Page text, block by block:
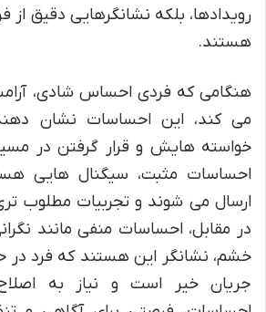
رویدادها، بلکه نشانگرهایی دقیق از
هستند.
هنگامی که فردی احساس شادی،
می کند، این احساسات نشان
خواسته هایش و قرار گرفتن در
احساسات مثبت، سیگنال هایی
ارسال می شوند و تجربیات مطلوب
در مقابل، احساسات منفی مانند
خشم، نشانگر این هستند که فرد در
جریان خیر است و نیاز به